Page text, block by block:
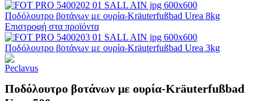
Ποδόλουτρο βοτάνων με ουρία-Kräuterfußbad Urea 8kg
Επιστροφή στα προϊόντα
Ποδόλουτρο βοτάνων με ουρία-Kräuterfußbad Urea 3kg
Ποδόλουτρο βοτάνων με ουρία-Kräuterfußbad